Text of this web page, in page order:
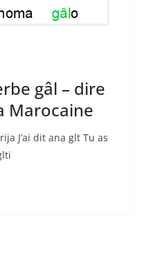
gâl – dire
Marocaine
J’ai dit ana glt Tu as